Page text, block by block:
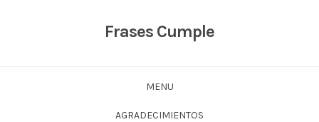
Frases Cumple
MENU
AGRADECIMIENTOS